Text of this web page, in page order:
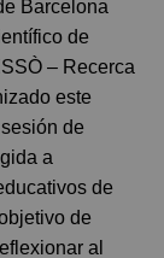
Barcelona
de
– Recerca
este
de
a
de
de
al